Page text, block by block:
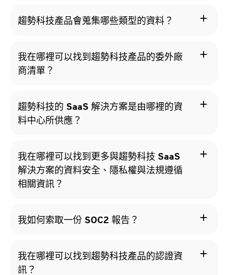
趨勢科技產品會蒐集哪些類型的資料？ add
我在哪裡可以找到趨勢科技產品的委外廠
商清單？
add
趨勢科技的 SaaS 解決方案是由哪裡的資
料中心所供應？
add
我在哪裡可以找到更多與趨勢科技 SaaS
解決方案的資料安全、隱私權與法規遵循
相關資訊？
add
我如何索取一份 SOC2 報告？ add
我在哪裡可以找到趨勢科技產品的認證資
訊？
add